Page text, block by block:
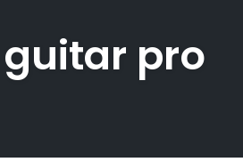
pro